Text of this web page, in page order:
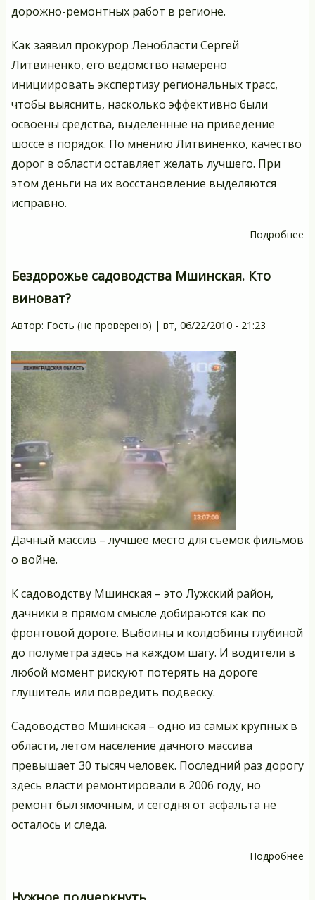
дорожно-ремонтных работ в регионе.
Как заявил прокурор Ленобласти Сергей
Литвиненко, его ведомство намерено
инициировать экспертизу региональных трасс,
чтобы выяснить, насколько эффективно были
освоены средства, выделенные на приведение
шоссе в порядок. По мнению Литвиненко, качество
дорог в области оставляет желать лучшего. При
этом деньги на их восстановление выделяются
исправно.
Подробнее
Бездорожье садоводства Мшинская. Кто
виноват?
Автор: Гость (не проверено) | вт, 06/22/2010 - 21:23
Дачный массив – лучшее место для съемок фильмов
о войне.
К садоводству Мшинская – это Лужский район,
дачники в прямом смысле добираются как по
фронтовой дороге. Выбоины и колдобины глубиной
до полуметра здесь на каждом шагу. И водители в
любой момент рискуют потерять на дороге
глушитель или повредить подвеску.
Садоводство Мшинская – одно из самых крупных в
области, летом население дачного массива
превышает 30 тысяч человек. Последний раз дорогу
здесь власти ремонтировали в 2006 году, но
ремонт был ямочным, и сегодня от асфальта не
осталось и следа.
Подробнее